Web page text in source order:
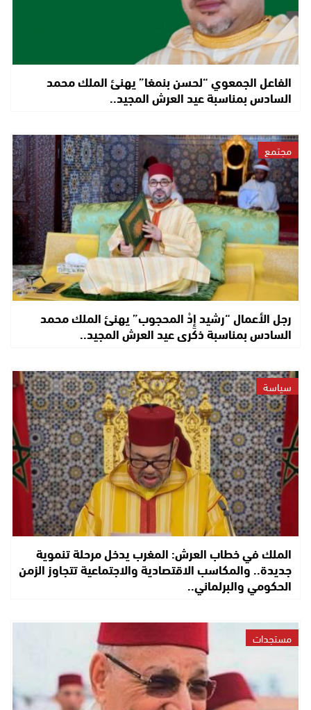
الفاعل الجمعوي “لحسن بنمغا” يهنئ الملك محمد
السادس بمناسبة عيد العرش المجيد..
مجتمع
رجل الأعمال “رشيد إِدْ المحجوب” يهنئ الملك محمد
السادس بمناسبة ذكرى عيد العرش المجيد..
سياسة
الملك في خطاب العرش: المغرب يدخل مرحلة تنموية
جديدة.. والمكاسب الاقتصادية والاجتماعية تتجاوز الزمن
الحكومي والبرلماني..
مستجدات